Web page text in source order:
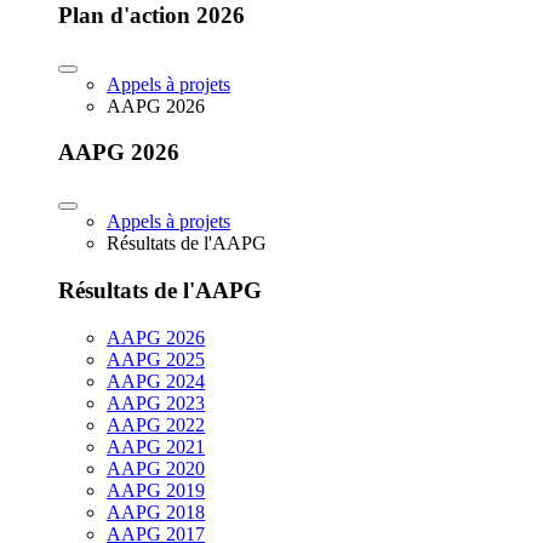
Plan d'action 2026
Appels à projets
AAPG 2026
AAPG 2026
Appels à projets
Résultats de l'AAPG
Résultats de l'AAPG
AAPG 2026
AAPG 2025
AAPG 2024
AAPG 2023
AAPG 2022
AAPG 2021
AAPG 2020
AAPG 2019
AAPG 2018
AAPG 2017